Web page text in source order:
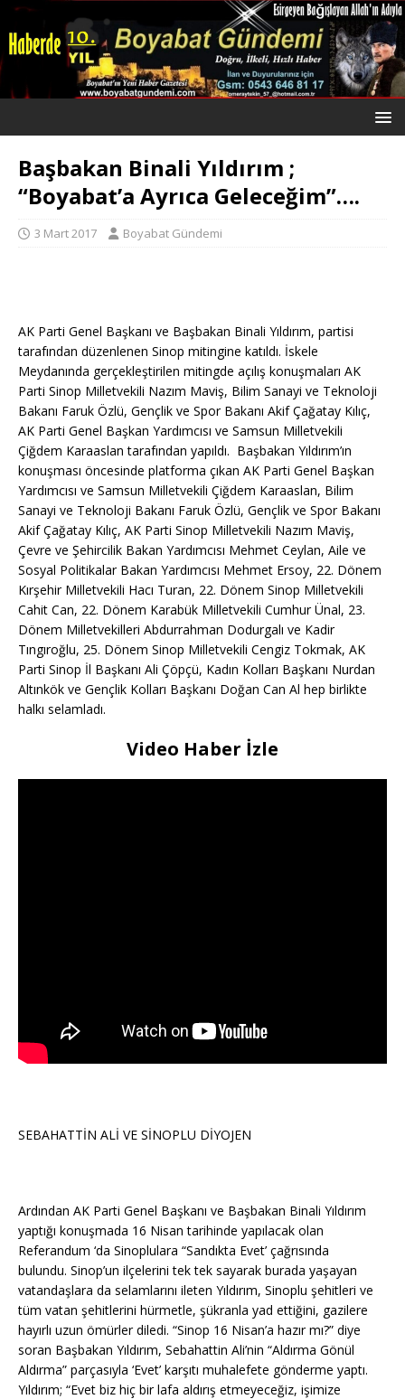
Başbakan Binali Yıldırım ;
“Boyabat’a Ayrıca Geleceğim”….
3 Mart 2017 Boyabat Gündemi
AK Parti Genel Başkanı ve Başbakan Binali Yıldırım, partisi
tarafından düzenlenen Sinop mitingine katıldı. İskele
Meydanında gerçekleştirilen mitingde açılış konuşmaları AK
Parti Sinop Milletvekili Nazım Maviş, Bilim Sanayi ve Teknoloji
Bakanı Faruk Özlü, Gençlik ve Spor Bakanı Akif Çağatay Kılıç,
AK Parti Genel Başkan Yardımcısı ve Samsun Milletvekili
Çiğdem Karaaslan tarafından yapıldı. Başbakan Yıldırım’ın
konuşması öncesinde platforma çıkan AK Parti Genel Başkan
Yardımcısı ve Samsun Milletvekili Çiğdem Karaaslan, Bilim
Sanayi ve Teknoloji Bakanı Faruk Özlü, Gençlik ve Spor Bakanı
Akif Çağatay Kılıç, AK Parti Sinop Milletvekili Nazım Maviş,
Çevre ve Şehircilik Bakan Yardımcısı Mehmet Ceylan, Aile ve
Sosyal Politikalar Bakan Yardımcısı Mehmet Ersoy, 22. Dönem
Kırşehir Milletvekili Hacı Turan, 22. Dönem Sinop Milletvekili
Cahit Can, 22. Dönem Karabük Milletvekili Cumhur Ünal, 23.
Dönem Milletvekilleri Abdurrahman Dodurgalı ve Kadir
Tıngıroğlu, 25. Dönem Sinop Milletvekili Cengiz Tokmak, AK
Parti Sinop İl Başkanı Ali Çöpçü, Kadın Kolları Başkanı Nurdan
Altınkök ve Gençlik Kolları Başkanı Doğan Can Al hep birlikte
halkı selamladı.
Video Haber İzle
SEBAHATTİN ALİ VE SİNOPLU DİYOJEN
Ardından AK Parti Genel Başkanı ve Başbakan Binali Yıldırım
yaptığı konuşmada 16 Nisan tarihinde yapılacak olan
Referandum ‘da Sinoplulara “Sandıkta Evet’ çağrısında
bulundu. Sinop’un ilçelerini tek tek sayarak burada yaşayan
vatandaşlara da selamlarını ileten Yıldırım, Sinoplu şehitleri ve
tüm vatan şehitlerini hürmetle, şükranla yad ettiğini, gazilere
hayırlı uzun ömürler diledi. “Sinop 16 Nisan’a hazır mı?” diye
soran Başbakan Yıldırım, Sebahattin Ali’nin “Aldırma Gönül
Aldırma” parçasıyla ‘Evet’ karşıtı muhalefete gönderme yaptı.
Yıldırım; “Evet biz hiç bir lafa aldırış etmeyeceğiz, işimize